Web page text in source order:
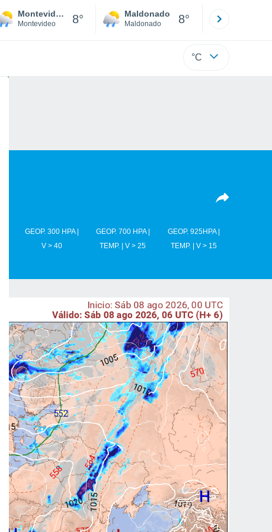
Montevideo
Montevideo 8° Maldonado
Maldonado 8°
°C
GEOP. 300 HPA |
V > 40
GEOP. 700 HPA |
TEMP. | V > 25
GEOP. 925HPA |
TEMP. | V > 15